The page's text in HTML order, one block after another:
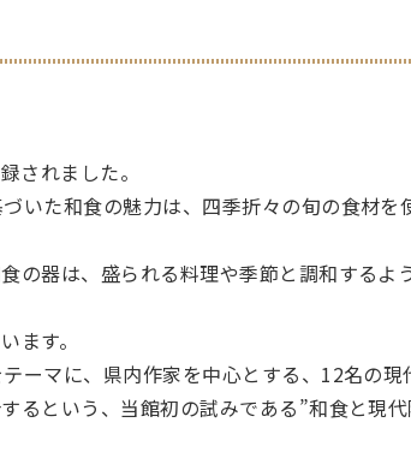
されました。
いた和食の魅力は、四季折々の旬の食材を
の器は、盛られる料理や季節と調和するよ
ます。
ーマに、県内作家を中心とする、12名の現
るという、当館初の試みである”和食と現